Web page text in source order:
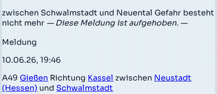
zwischen Schwalmstadt und Neuental Gefahr besteht
nicht mehr — Diese Meldung ist aufgehoben. —
Meldung
10.06.26, 19:46
A49 Gießen Richtung Kassel zwischen Neustadt
(Hessen) und Schwalmstadt